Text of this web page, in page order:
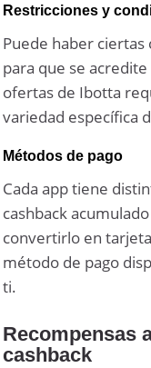
Restricciones y
Puede haber
para que se
ofertas de Ibotta
variedad específica
Métodos de pago
Cada app tiene
cashback
convertirlo en
método de pago
ti.
Recompensas
cashback